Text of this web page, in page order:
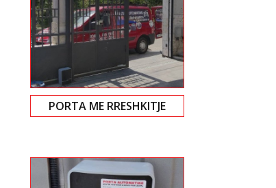
PORTA ME RRESHKITJE